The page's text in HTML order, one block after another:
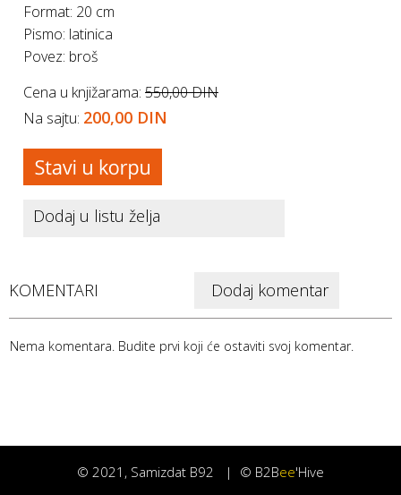
Format: 20 cm
Pismo: latinica
Povez: broš
Cena u knjižarama: 550,00 DIN
Na sajtu: 200,00 DIN
Dodaj u listu želja
KOMENTARI Dodaj komentar
Nema komentara. Budite prvi koji će ostaviti svoj komentar.
© 2021 , Samizdat B92 | © B2Bee'Hive